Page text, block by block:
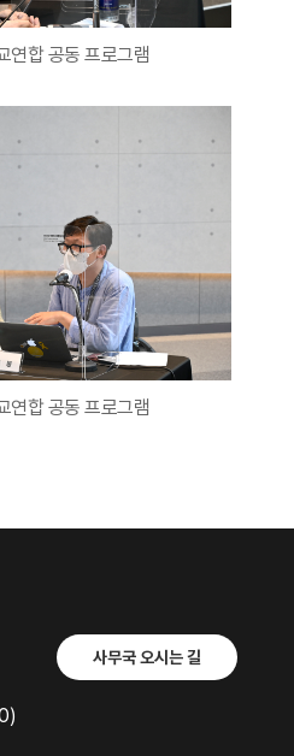
합 공동 프로그램
합 공동 프로그램
사무국 오시는 길